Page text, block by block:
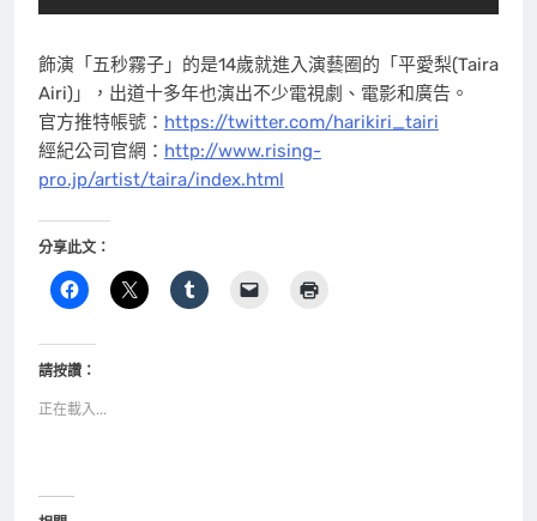
飾演「五秒霧子」的是14歲就進入演藝圈的「平愛梨(Taira
Airi)」，出道十多年也演出不少電視劇、電影和廣告。
官方推特帳號： https://twitter.com/harikiri_tairi
經紀公司官網： http://www.rising-
pro.jp/artist/taira/index.html
分享此文：
請按讚：
正在載入...